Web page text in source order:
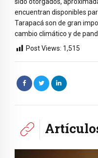
encuentran disponibles
Tarapacá son de gran
cambio climático y de
Post Views: 1,515